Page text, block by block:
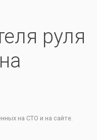
руля
на СТО и на сайте.